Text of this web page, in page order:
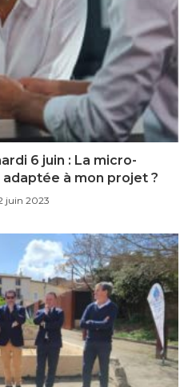
6 juin : La micro-
à mon projet ?
juin 2023